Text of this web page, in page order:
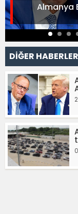
Almanya
DİĞER HABERLER